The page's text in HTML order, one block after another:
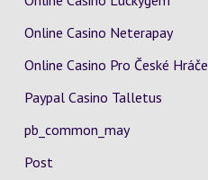
Online Casino Neterapay
Online Casino Pro České Hráče
Paypal Casino Talletus
pb_common_may
Post